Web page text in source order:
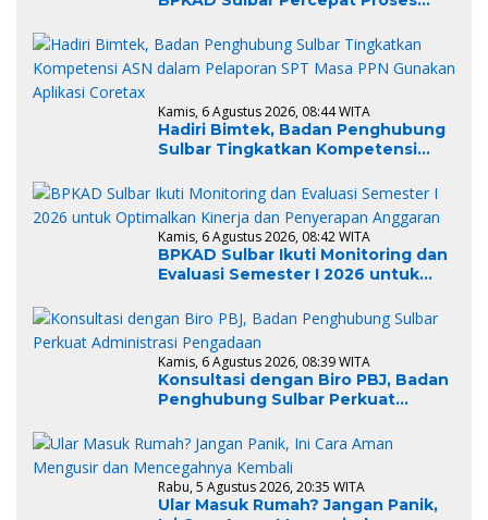
Daerah
Kamis, 6 Agustus 2026, 08:44 WITA
Hadiri Bimtek, Badan Penghubung
Sulbar Tingkatkan Kompetensi
PPN Gunakan Aplikasi Coretax
Kamis, 6 Agustus 2026, 08:42 WITA
BPKAD Sulbar Ikuti Monitoring dan
Evaluasi Semester I 2026 untuk
Penyerapan Anggaran
Kamis, 6 Agustus 2026, 08:39 WITA
Konsultasi dengan Biro PBJ, Badan
Penghubung Sulbar Perkuat
Rabu, 5 Agustus 2026, 20:35 WITA
Ular Masuk Rumah? Jangan Panik,